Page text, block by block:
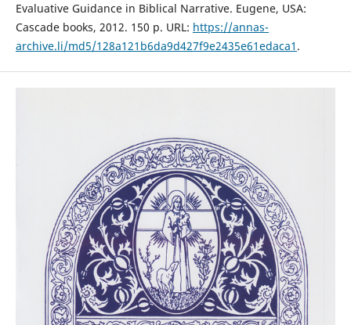
Evaluative Guidance in Biblical Narrative. Eugene, USA:
Cascade books, 2012. 150 p. URL: https://annas-
archive.li/md5/128a121b6da9d427f9e2435e61edaca1 .